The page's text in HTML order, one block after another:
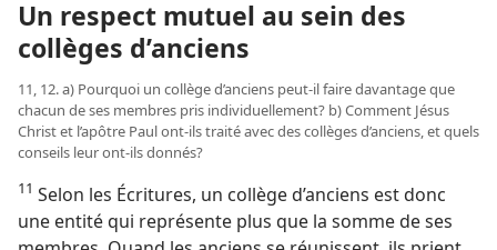
Un respect mutuel au sein des
collèges d’anciens
11, 12. a) Pourquoi un collège d’anciens peut-il faire davantage que
chacun de ses membres pris individuellement? b) Comment Jésus
Christ et l’apôtre Paul ont-ils traité avec des collèges d’anciens, et quels
conseils leur ont-ils donnés?
11 Selon les Écritures, un collège d’anciens est donc
une entité qui représente plus que la somme de ses